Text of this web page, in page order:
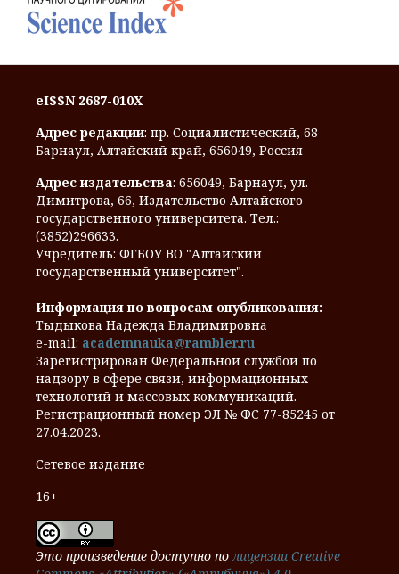
eISSN 2687-010X
Адрес редакции: пр. Социалистический, 68
Барнаул, Алтайский край, 656049, Россия
Адрес издательства: 656049, Барнаул, ул.
Димитрова, 66, Издательство Алтайского
государственного университета. Тел.:
(3852)296633.
Учредитель: ФГБОУ ВО "Алтайский
государственный университет".
Информация по вопросам опубликования:
Тыдыкова Надежда Владимировна
e-mail: academnauka@rambler.ru
Зарегистрирован Федеральной службой по
надзору в сфере связи, информационных
технологий и массовых коммуникаций.
Регистрационный номер ЭЛ № ФС 77-85245 от
27.04.2023.
Сетевое издание
16+
Это произведение доступно полицензии Creative